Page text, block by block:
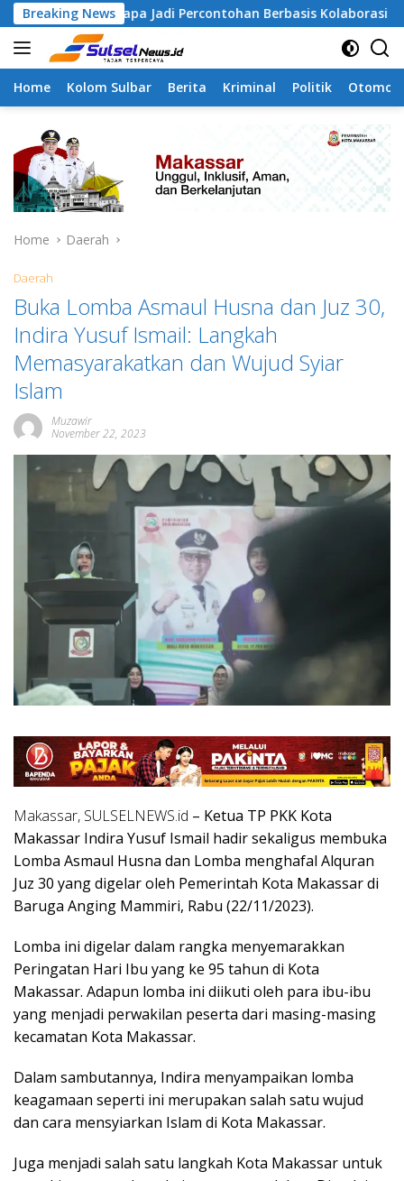
Skip
to
content
Breaking News
Jadi Percontohan Berbasis Kolaborasi Warga
Home Kolom Sulbar Berita Kriminal Politik
Home Daerah
Daerah
Buka Lomba Asmaul Husna dan Juz 30,
Indira Yusuf Ismail: Langkah
Memasyarakatkan dan Wujud Syiar
Islam
Muzawir
November 22, 2023
Makassar, SULSELNEWS.id – Ketua TP PKK Kota
Makassar Indira Yusuf Ismail hadir sekaligus membuka
Lomba Asmaul Husna dan Lomba menghafal Alquran
Juz 30 yang digelar oleh Pemerintah Kota Makassar di
Baruga Anging Mammiri, Rabu (22/11/2023).
Lomba ini digelar dalam rangka menyemarakkan
Peringatan Hari Ibu yang ke 95 tahun di Kota
Makassar. Adapun lomba ini diikuti oleh para ibu-ibu
yang menjadi perwakilan peserta dari masing-masing
kecamatan Kota Makassar.
Dalam sambutannya, Indira menyampaikan lomba
keagamaan seperti ini merupakan salah satu wujud
dan cara mensyiarkan Islam di Kota Makassar.
Juga menjadi salah satu langkah Kota Makassar untuk